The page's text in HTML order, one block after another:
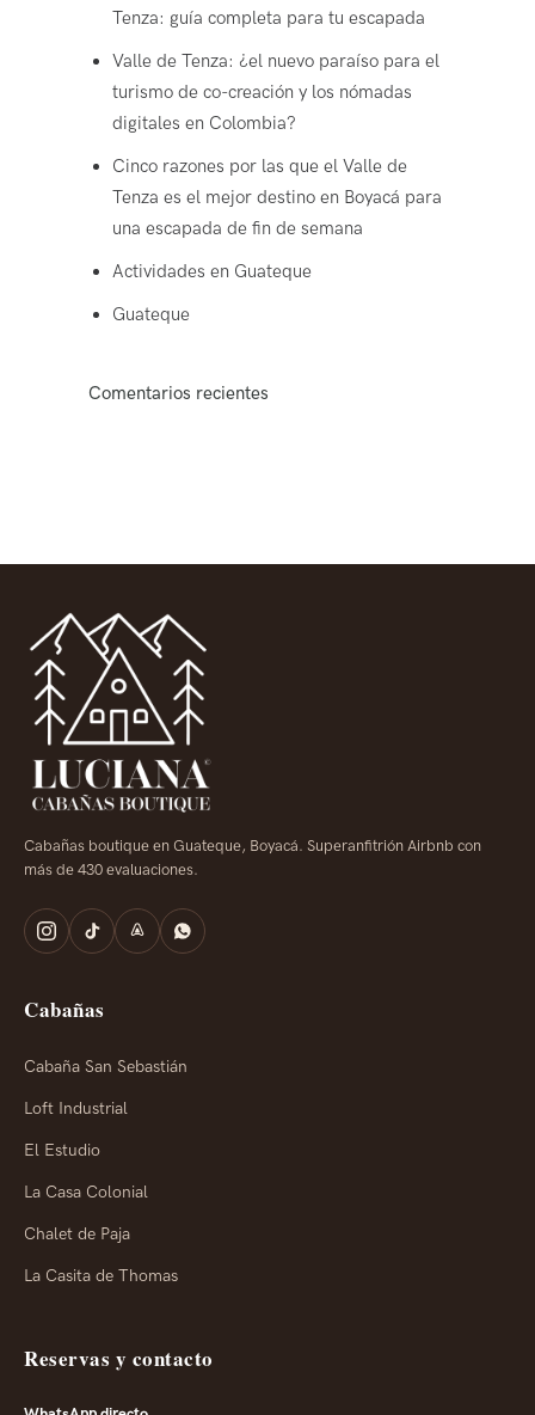
Tenza: guía completa para tu escapada
Valle de Tenza: ¿el nuevo paraíso para el
turismo de co-creación y los nómadas
digitales en Colombia?
Cinco razones por las que el Valle de
Tenza es el mejor destino en Boyacá para
una escapada de fin de semana
Actividades en Guateque
Guateque
Comentarios recientes
Cabañas boutique en Guateque, Boyacá. Superanfitrión Airbnb con
más de 430 evaluaciones.
Cabañas
Cabaña San Sebastián
Loft Industrial
El Estudio
La Casa Colonial
Chalet de Paja
La Casita de Thomas
Reservas y contacto